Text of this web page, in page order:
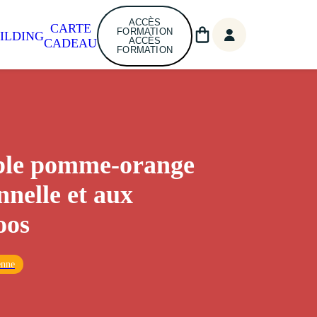
CARTE
CADEAU
ACCÈS
FORMATION
ACCÈS
FORMATION
pomme-orange
et aux